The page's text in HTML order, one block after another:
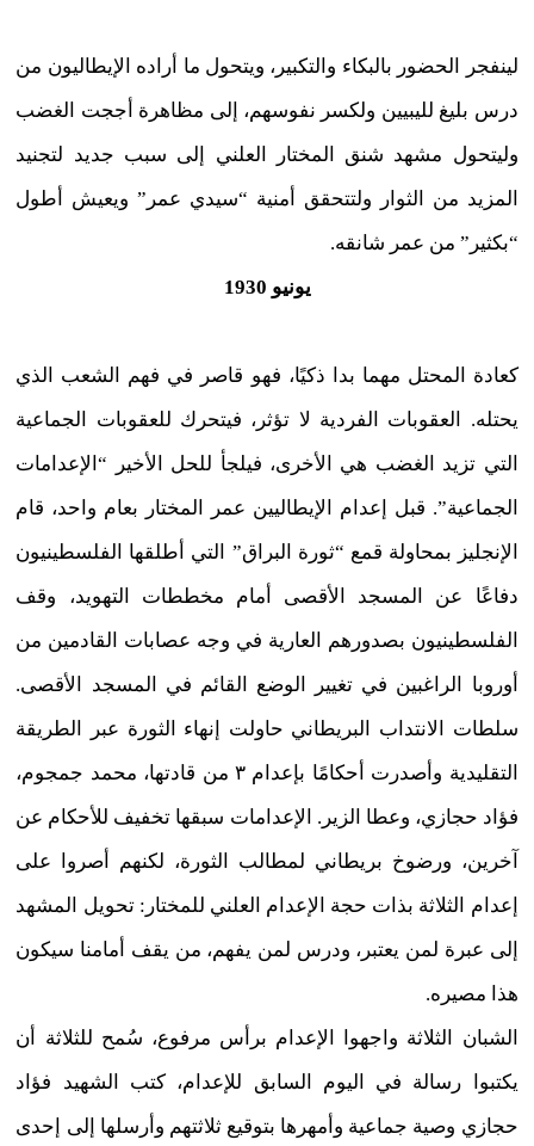
لينفجر الحضور بالبكاء والتكبير، ويتحول ما أراده الإيطاليون من
درس بليغ لليبيين ولكسر نفوسهم، إلى مظاهرة أججت الغضب
وليتحول مشهد شنق المختار العلني إلى سبب جديد لتجنيد
المزيد من الثوار ولتتحقق أمنية “سيدي عمر” ويعيش أطول
“بكثير” من عمر شانقه.
يونيو 1930
كعادة المحتل مهما بدا ذكيًا، فهو قاصر في فهم الشعب الذي
يحتله. العقوبات الفردية لا تؤثر، فيتحرك للعقوبات الجماعية
التي تزيد الغضب هي الأخرى، فيلجأ للحل الأخير “الإعدامات
الجماعية”. قبل إعدام الإيطاليين عمر المختار بعام واحد، قام
الإنجليز بمحاولة قمع “ثورة البراق” التي أطلقها الفلسطينيون
دفاعًا عن المسجد الأقصى أمام مخططات التهويد، وقف
الفلسطينيون بصدورهم العارية في وجه عصابات القادمين من
أوروبا الراغبين في تغيير الوضع القائم في المسجد الأقصى.
سلطات الانتداب البريطاني حاولت إنهاء الثورة عبر الطريقة
التقليدية وأصدرت أحكامًا بإعدام ٣ من قادتها، محمد جمجوم،
فؤاد حجازي، وعطا الزير. الإعدامات سبقها تخفيف للأحكام عن
آخرين، ورضوخ بريطاني لمطالب الثورة، لكنهم أصروا على
إعدام الثلاثة بذات حجة الإعدام العلني للمختار: تحويل المشهد
إلى عبرة لمن يعتبر، ودرس لمن يفهم، من يقف أمامنا سيكون
هذا مصيره.
الشبان الثلاثة واجهوا الإعدام برأس مرفوع، سُمح للثلاثة أن
يكتبوا رسالة في اليوم السابق للإعدام، كتب الشهيد فؤاد
حجازي وصية جماعية وأمهرها بتوقيع ثلاثتهم وأرسلها إلى إحدى